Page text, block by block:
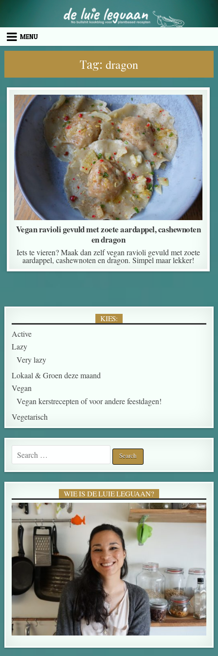
MENU
Tag: dragon
Vegan ravioli gevuld met zoete aardappel, cashewnoten
en dragon
Iets te vieren? Maak dan zelf vegan ravioli gevuld met zoete
aardappel, cashewnoten en dragon. Simpel maar lekker!
KIES:
Active
Lazy
Very lazy
Lokaal & Groen deze maand
Vegan
Vegan kerstrecepten of voor andere feestdagen!
Vegetarisch
Search for:
WIE IS DE LUIE LEGUAAN?